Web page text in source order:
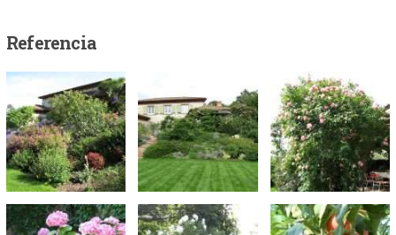
Referencia